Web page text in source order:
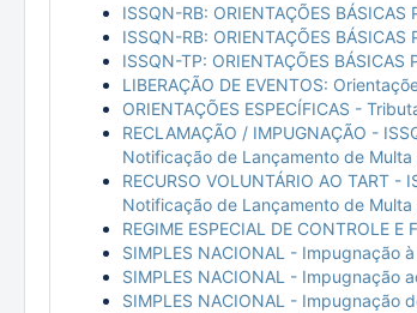
ISSQN-RB: ORIENTAÇÕES BÁSICAS
ISSQN-RB: ORIENTAÇÕES BÁSICAS
ISSQN-TP: ORIENTAÇÕES BÁSICAS
LIBERAÇÃO DE EVENTOS:
ORIENTAÇÕES ESPECÍFICAS -
RECLAMAÇÃO / IMPUGNAÇÃO -
Notificação de Lançamento de
RECURSO VOLUNTÁRIO AO TART
Notificação de Lançamento de
REGIME ESPECIAL DE CONTROLE
SIMPLES NACIONAL - Impugnação
SIMPLES NACIONAL - Impugnação
SIMPLES NACIONAL - Impugnação